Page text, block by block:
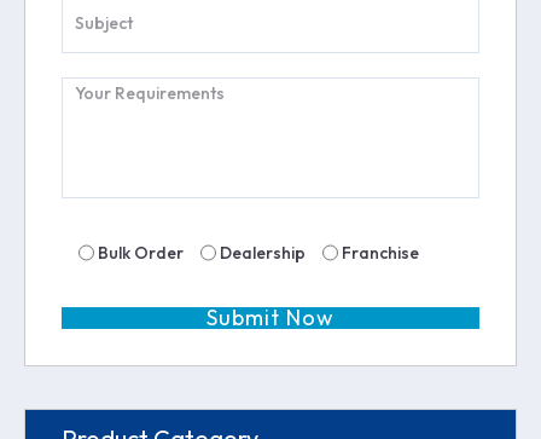
Bulk Order Dealership Franchise